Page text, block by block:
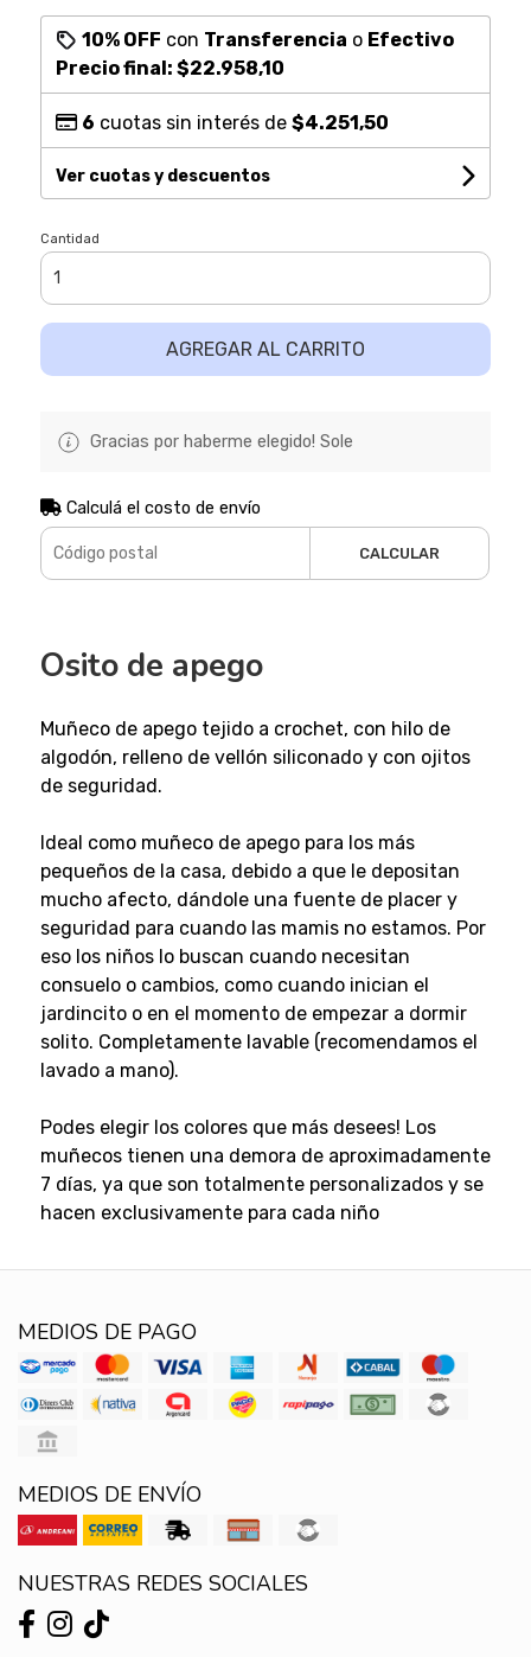
10% OFF con Transferencia o Efectivo
Precio final: $22.958,10
6 cuotas sin interés de $4.251,50
Ver cuotas y descuentos
Cantidad
AGREGAR AL CARRITO
Gracias por haberme elegido! Sole
Calculá el costo de envío
CALCULAR
Osito de apego
Muñeco de apego tejido a crochet, con hilo de
algodón, relleno de vellón siliconado y con ojitos
de seguridad.
Ideal como muñeco de apego para los más
pequeños de la casa, debido a que le depositan
mucho afecto, dándole una fuente de placer y
seguridad para cuando las mamis no estamos. Por
eso los niños lo buscan cuando necesitan
consuelo o cambios, como cuando inician el
jardincito o en el momento de empezar a dormir
solito. Completamente lavable (recomendamos el
lavado a mano).
Podes elegir los colores que más desees! Los
muñecos tienen una demora de aproximadamente
7 días, ya que son totalmente personalizados y se
hacen exclusivamente para cada niño
MEDIOS DE PAGO
MEDIOS DE ENVÍO
NUESTRAS REDES SOCIALES